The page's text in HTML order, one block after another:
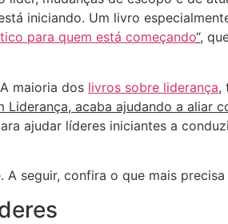
iniciando. Um livro
para quem está começando“,
maioria dos livros sobre liderança,
Liderança, acaba ajudando a
ajudar líderes iniciantes a
seguir, confira o que mais